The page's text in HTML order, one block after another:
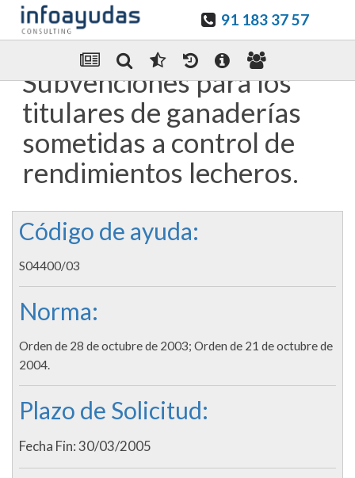
91 183 37 57
Enviar Por email
Subvenciones para los
titulares de ganaderías
sometidas a control de
rendimientos lecheros.
Código de ayuda:
S04400/03
Norma:
Orden de 28 de octubre de 2003; Orden de 21 de octubre de
2004.
Plazo de Solicitud:
Fecha Fin: 30/03/2005